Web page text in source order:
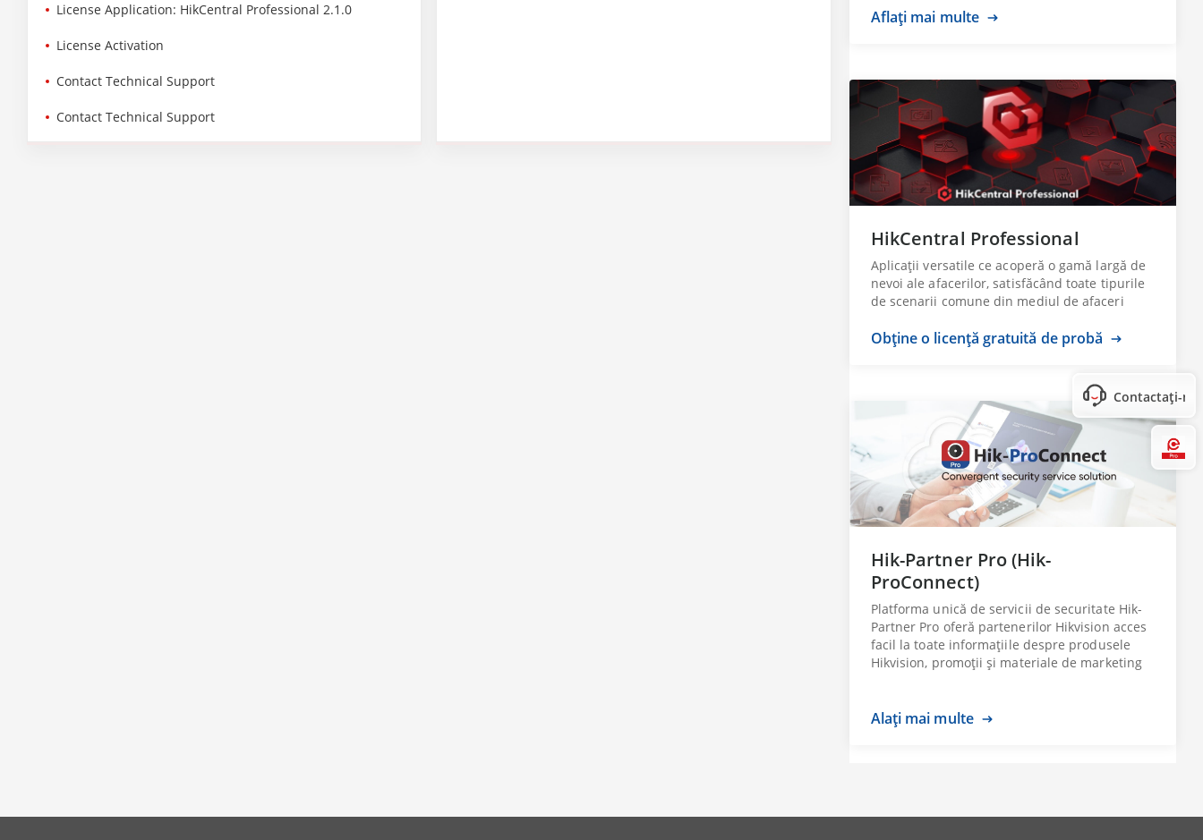
License Application: HikCentral Professional 2.1.0
License Activation
Contact Technical Support
Contact Technical Support
Aflați mai multe
HikCentral Professional
Aplicații versatile ce acoperă o gamă largă de
nevoi ale afacerilor, satisfăcând toate tipurile
de scenarii comune din mediul de afaceri
Obține o licență gratuită de probă
Hik-Partner Pro (Hik-
ProConnect)
Platforma unică de servicii de securitate Hik-
Partner Pro oferă partenerilor Hikvision acces
facil la toate informațiile despre produsele
Hikvision, promoții și materiale de marketing
Alați mai multe
Contactați-ne